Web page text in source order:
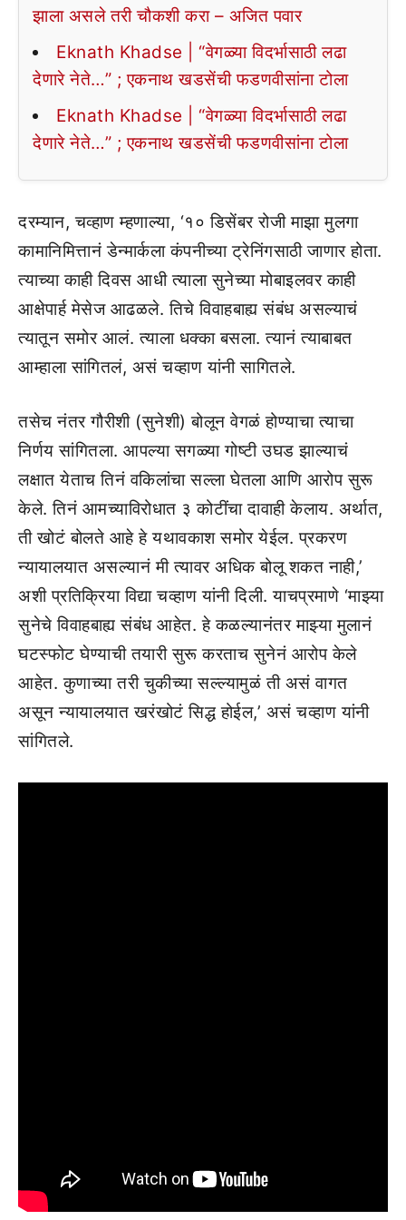
झाला असले तरी चौकशी करा – अजित पवार
Eknath Khadse | “वेगळ्या विदर्भासाठी लढा
देणारे नेते…” ; एकनाथ खडसेंची फडणवीसांना टोला
Eknath Khadse | “वेगळ्या विदर्भासाठी लढा
देणारे नेते…” ; एकनाथ खडसेंची फडणवीसांना टोला
दरम्यान, चव्हाण म्हणाल्या, ‘१० डिसेंबर रोजी माझा मुलगा
कामानिमित्तानं डेन्मार्कला कंपनीच्या ट्रेनिंगसाठी जाणार होता.
त्याच्या काही दिवस आधी त्याला सुनेच्या मोबाइलवर काही
आक्षेपार्ह मेसेज आढळले. तिचे विवाहबाह्य संबंध असल्याचं
त्यातून समोर आलं. त्याला धक्का बसला. त्यानं त्याबाबत
आम्हाला सांगितलं, असं चव्हाण यांनी सागितले.
तसेच नंतर गौरीशी (सुनेशी) बोलून वेगळं होण्याचा त्याचा
निर्णय सांगितला. आपल्या सगळ्या गोष्टी उघड झाल्याचं
लक्षात येताच तिनं वकिलांचा सल्ला घेतला आणि आरोप सुरू
केले. तिनं आमच्याविरोधात ३ कोटींचा दावाही केलाय. अर्थात,
ती खोटं बोलते आहे हे यथावकाश समोर येईल. प्रकरण
न्यायालयात असल्यानं मी त्यावर अधिक बोलू शकत नाही,’
अशी प्रतिक्रिया विद्या चव्हाण यांनी दिली. याचप्रमाणे ‘माझ्या
सुनेचे विवाहबाह्य संबंध आहेत. हे कळल्यानंतर माझ्या मुलानं
घटस्फोट घेण्याची तयारी सुरू करताच सुनेनं आरोप केले
आहेत. कुणाच्या तरी चुकीच्या सल्ल्यामुळं ती असं वागत
असून न्यायालयात खरंखोटं सिद्ध होईल,’ असं चव्हाण यांनी
सांगितले.